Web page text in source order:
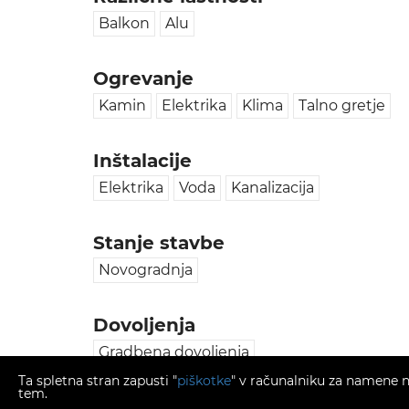
Balkon Alu
Ogrevanje
Kamin Elektrika Klima Talno gretje
Inštalacije
Elektrika Voda Kanalizacija
Stanje stavbe
Novogradnja
Dovoljenja
Gradbena dovoljenja
Ta spletna stran zapusti "piškotke" v računalniku za namene
tem.